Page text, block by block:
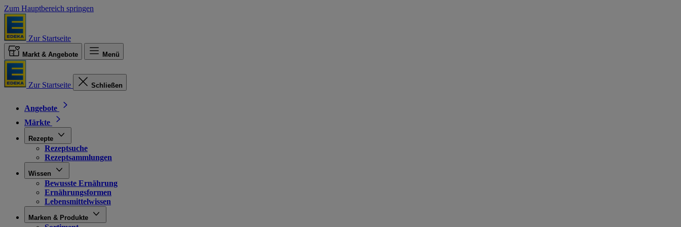
Zum Hauptbereich springen
Zur Startseite
Markt & Angebote Menü
Zur Startseite Schließen
Angebote
Märkte
Rezepte
Rezeptsuche
Rezeptsammlungen
Wissen
Bewusste Ernährung
Ernährungsformen
Lebensmittelwissen
Marken & Produkte